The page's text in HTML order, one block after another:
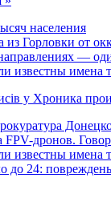
населения
из Горловки от
—
известны имена
у Хроника
FPV-дронов.
известны имена
до 24: